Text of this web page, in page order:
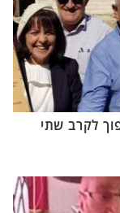
לקרב שתי